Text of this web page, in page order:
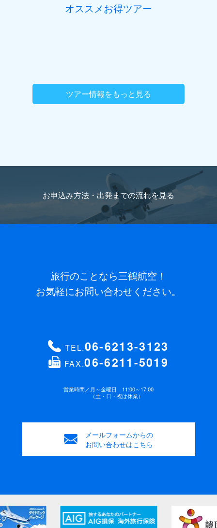
オススメお得ツアー
ツアー情報をもっと見る
お申込み方法・出発までの流れを見る
旅行のことなら三鶴航空！
お気軽にお問い合わせください。
TEL.06-6213-3123
FAX.06-6211-5019
営業時間／月～金曜日 11:00～17:00
（土・日・祝は休業）
メールフォームからの
お問い合わせはこちら